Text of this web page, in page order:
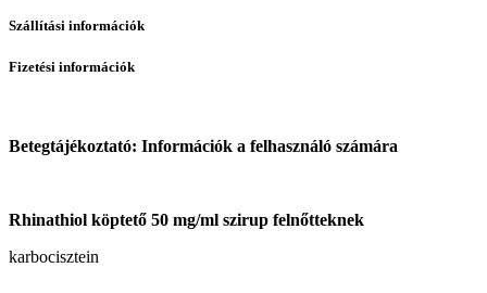
Szállítási információk
Fizetési információk
Betegtájékoztató: Információk a felhasználó számára
Rhinathiol köptető 50 mg/ml szirup felnőtteknek
karbocisztein